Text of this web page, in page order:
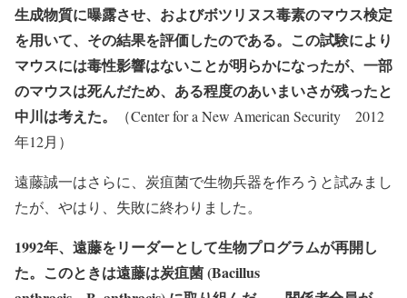
生成物質に曝露させ、およびボツリヌス毒素のマウス検定
を用いて、その結果を評価したのである。この試験により
マウスには毒性影響はないことが明らかになったが、一部
のマウスは死んだため、ある程度のあいまいさが残ったと
中川は考えた。
（Center for a New American Security 2012
年12月）
遠藤誠一はさらに、炭疽菌で生物兵器を作ろうと試みまし
たが、やはり、失敗に終わりました。
1992年、遠藤をリーダーとして生物プログラムが再開し
た。このときは遠藤は炭疽菌 (Bacillus